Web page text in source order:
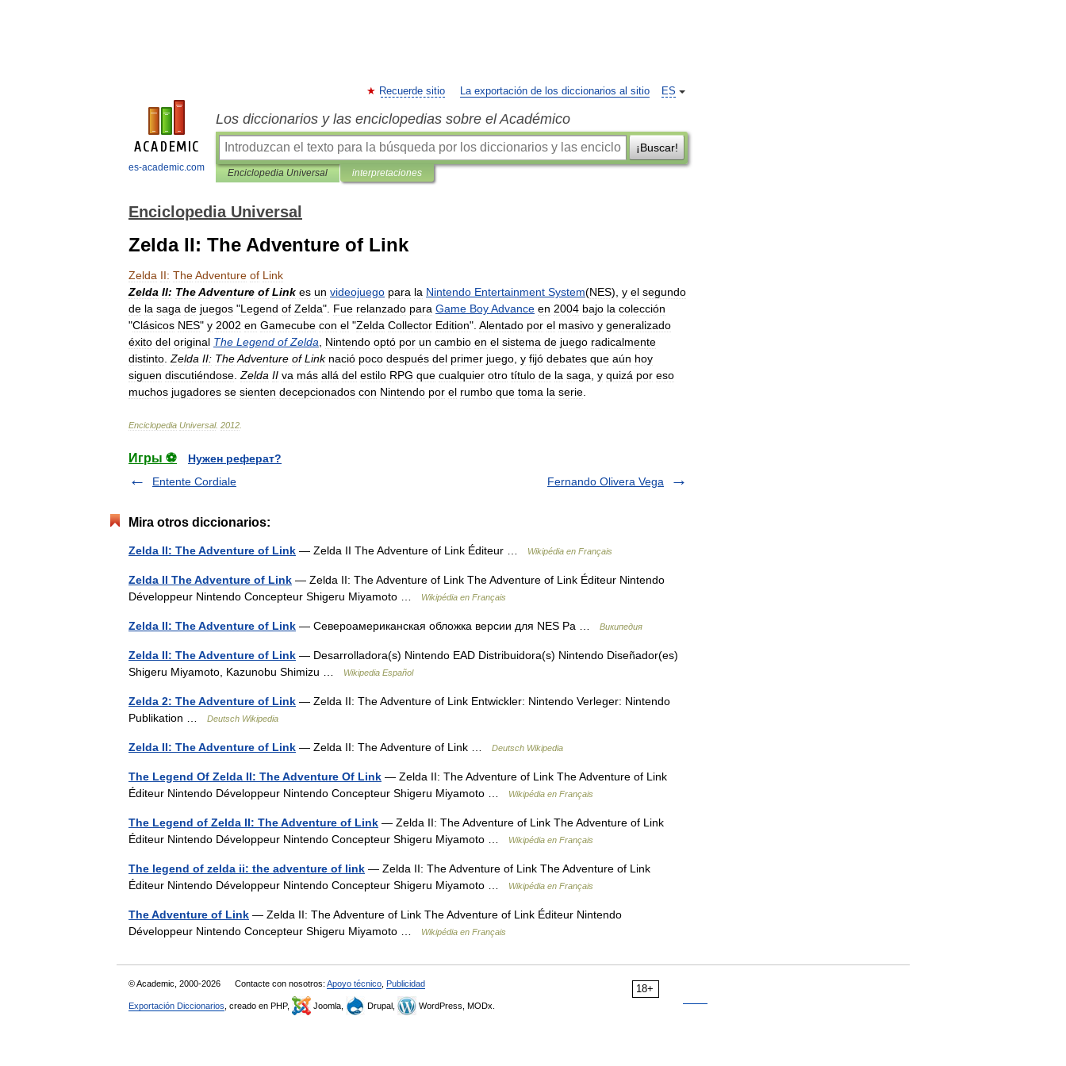
es-academic.com
ES
Recuerde sitio La exportación de los diccionarios al sitio
Los diccionarios y las enciclopedias sobre el Académico
¡Buscar!
Enciclopedia Universal interpretaciones
Enciclopedia Universal
Zelda II: The Adventure of Link
Zelda II: TheAdventure of Link
Zelda II: TheAdventure of Link es un videojuego para la Nintendo Entertainment System(NES), y el segundo
de la saga de juegos "Legend of Zelda". Fue relanzado para Game BoyAdvance en 2004 bajo la colección
"Clásicos NES" y 2002 en Gamecube con el "Zelda Collector Edition". Alentado por el masivo y generalizado
éxito del original The Legend of Zelda Nintendo optó por un cambio en el sistema de juego radicalmente
distinto Zelda II: TheAdventure of Link nació poco después del primer juego y fijó debates que aún hoy
siguen discutiéndose Zelda II va más allá del estilo RPG que cualquier otro título de la saga y quizá por eso
muchos jugadores se sienten decepcionados con Nintendo por el rumbo que toma la serie
Enciclopedia Universal. 2012
Игры ⚽
Нужен реферат?
Entente Cordiale
Fernando Olivera Vega
Mira otros diccionarios:
Zelda II: The Adventure of Link — Zelda II The Adventure of Link Éditeur … Wikipédia en Français
Zelda II The Adventure of Link — Zelda II: The Adventure of Link The Adventure of Link Éditeur Nintendo
Développeur Nintendo Concepteur Shigeru Miyamoto …
Wikipédia en Français
Zelda II: The Adventure of Link — Североамериканская обложка версии для NES Ра … Википедия
Zelda II: The Adventure of Link — Desarrolladora(s) Nintendo EAD Distribuidora(s) Nintendo Diseñador(es)
Shigeru Miyamoto, Kazunobu Shimizu …
Wikipedia Español
Zelda 2: The Adventure of Link — Zelda II: The Adventure of Link Entwickler: Nintendo Verleger: Nintendo
Publikation …
Deutsch Wikipedia
Zelda II: The Adventure of Link — Zelda II: The Adventure of Link … Deutsch Wikipedia
The Legend Of Zelda II: The Adventure Of Link — Zelda II: The Adventure of Link The Adventure of Link
Éditeur Nintendo Développeur Nintendo Concepteur Shigeru Miyamoto …
Wikipédia en Français
The Legend of Zelda II: The Adventure of Link — Zelda II: The Adventure of Link The Adventure of Link
Éditeur Nintendo Développeur Nintendo Concepteur Shigeru Miyamoto …
Wikipédia en Français
The legend of zelda ii: the adventure of link — Zelda II: The Adventure of Link The Adventure of Link
Éditeur Nintendo Développeur Nintendo Concepteur Shigeru Miyamoto …
Wikipédia en Français
The Adventure of Link — Zelda II: The Adventure of Link The Adventure of Link Éditeur Nintendo
Développeur Nintendo Concepteur Shigeru Miyamoto …
Wikipédia en Français
18+
© Academic, 2000-2026 Contacte con nosotros: Apoyo técnico Publicidad
Exportación Diccionarios , creado en PHP, Joomla, Drupal, WordPress, MODx.